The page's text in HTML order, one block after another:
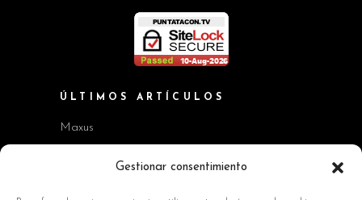
Gestionar consentimiento
ÚLTIMOS ARTÍCULOS
Maxus
Workshop BMW Neue Klasse